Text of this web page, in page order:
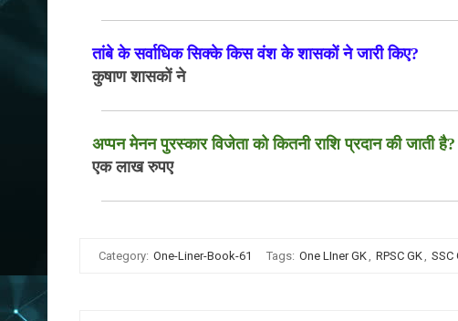
तांबे के सर्वाधिक सिक्के किस वंश के शासकों ने जारी किए?
कुषाण शासकों ने
अप्पन मेनन पुरस्कार विजेता को कितनी राशि प्रदान की जाती है?
एक लाख रुपए
Category: One-Liner-Book-61 Tags: One LIner GK, RPSC GK, SSC